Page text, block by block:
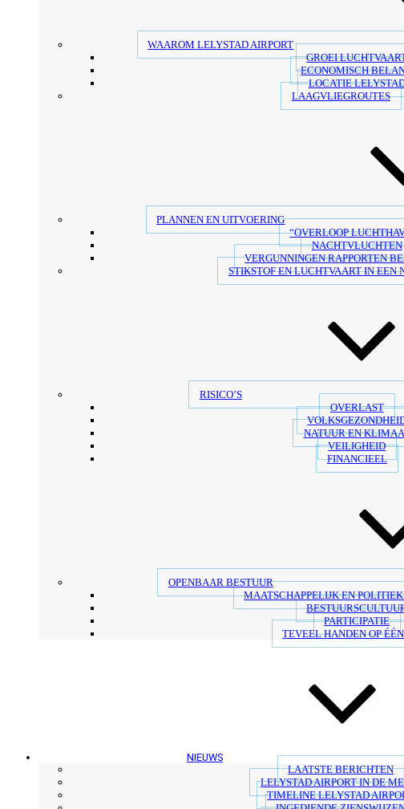
WAAROM LELYSTAD AIRPORT
GROEI
ECONOMISCH
LOCATIE
LAAGVLIEGROUTES
PLANNEN EN UITVOERING
“OVERLOOP
NACHTVLUCHTEN
VERGUNNINGEN RAPPORTEN
STIKSTOF EN LUCHTVAART IN EEN
RISICO’S
OVERLAST
NATUUR EN
VEILIGHEID
FINANCIEEL
OPENBAAR BESTUUR
MAATSCHAPPELIJK EN
PARTICIPATIE
TEVEEL HANDEN OP
NIEUWS
LAATSTE BERICHTEN
LELYSTAD AIRPORT IN DE
TIMELINE LELYSTAD